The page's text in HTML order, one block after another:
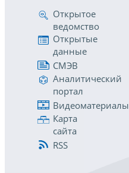
Открытое
ведомство
Открытые
данные
СМЭВ
Аналитический
портал
Видеоматериалы
Карта
сайта
RSS